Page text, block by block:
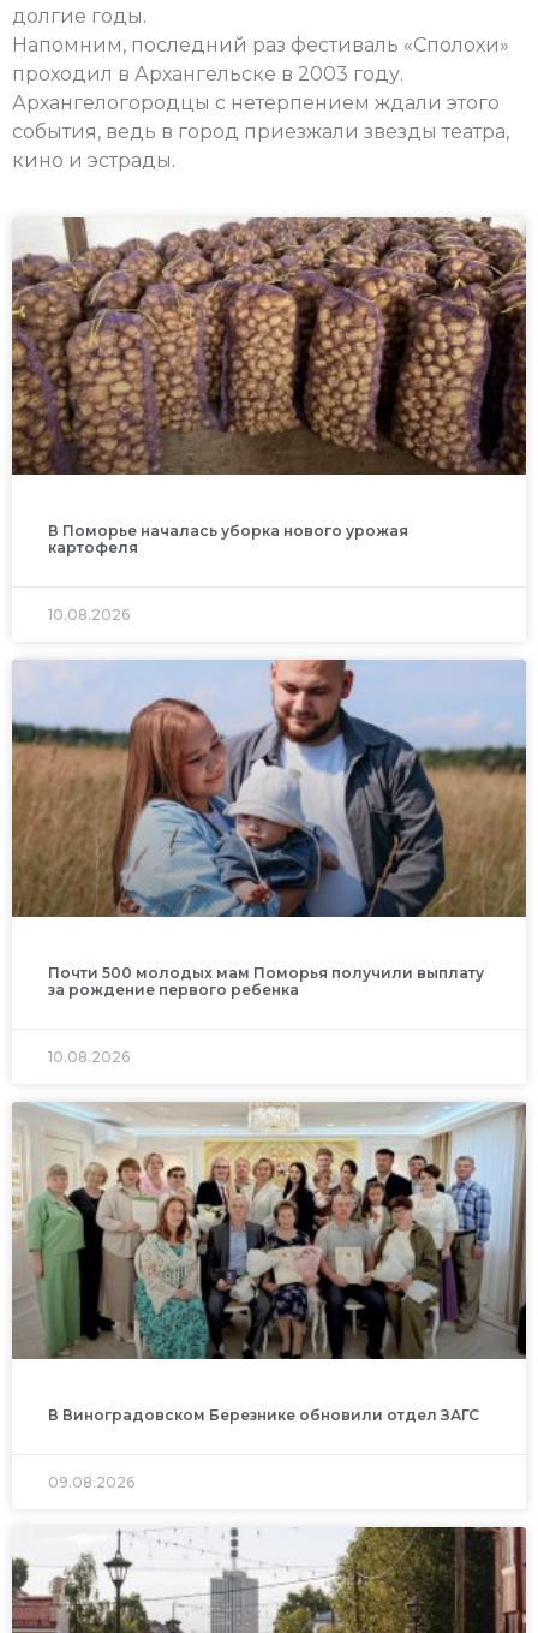
долгие годы.
Напомним, последний раз фестиваль «Сполохи»
проходил в Архангельске в 2003 году.
Архангелогородцы с нетерпением ждали этого
события, ведь в город приезжали звезды театра,
кино и эстрады.
В Поморье началась уборка нового урожая
картофеля
10.08.2026
Почти 500 молодых мам Поморья получили выплату
за рождение первого ребенка
10.08.2026
В Виноградовском Березнике обновили отдел ЗАГС
09.08.2026